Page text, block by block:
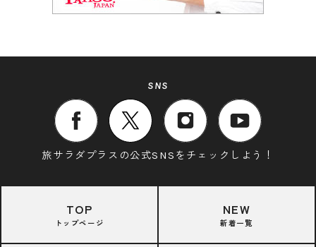
SNS
旅サラダプラスの公式SNSをチェックしよう！
TOP
トップページ
NEW
新着一覧